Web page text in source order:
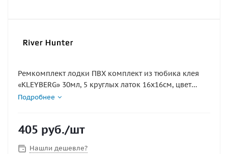
Ремкомплект лодки ПВХ комплект из тюбика клея
«KLEYBERG» 30мл, 5 круглых латок 16х16см, цвет
серый) ткань 850г
Подробнее
405 руб./шт
Нашли дешевле?